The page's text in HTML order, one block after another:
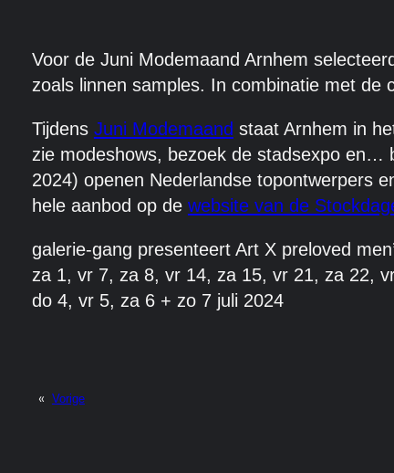
Voor de Juni Modemaand Arnhem
zoals linnen samples. In combinatie met de
Tijdens Juni Modemaand staat Arnhem in
zie modeshows, bezoek de stadsexpo en…
2024) openen Nederlandse topontwerpers
hele aanbod op de website van de
galerie-gang presenteert Art X preloved
za 1, vr 7, za 8, vr 14, za 15, vr 21, za 22,
do 4, vr 5, za 6 + zo 7 juli 2024
« Vorige